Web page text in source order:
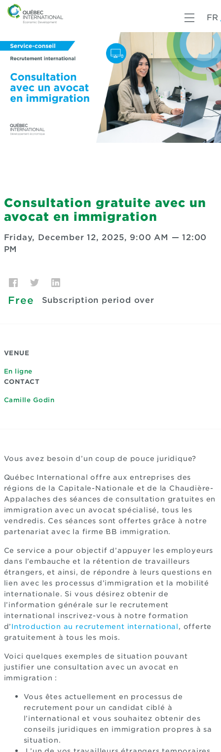
FR
Consultation gratuite avec un
avocat en immigration
Friday, December 12, 2025, 9:00 AM —12:00
PM
Free Subscription period over
VENUE
En ligne
CONTACT
Camille Godin
Vous avez besoin d’un coup de pouce juridique?
Québec International offre aux entreprises des
régions de la Capitale-Nationale et de la Chaudière-
Appalaches des séances de consultation gratuites en
immigration avec un avocat spécialisé, tous les
vendredis. Ces séances sont offertes grâce à notre
partenariat avec la firme BB immigration.
Ce service a pour objectif d’appuyer les employeurs
dans l’embauche et la rétention de travailleurs
étrangers, et ainsi, de répondre à leurs questions en
lien avec les processus d’immigration et la mobilité
internationale. Si vous désirez obtenir de
l’information générale sur le recrutement
international inscrivez-vous à notre formation
d’Introduction au recrutement international, offerte
gratuitement à tous les mois.
Voici quelques exemples de situation pouvant
justifier une consultation avec un avocat en
immigration :
Vous êtes actuellement en processus de
recrutement pour un candidat ciblé à
l’international et vous souhaitez obtenir des
conseils juridiques en immigration propres à sa
situation.